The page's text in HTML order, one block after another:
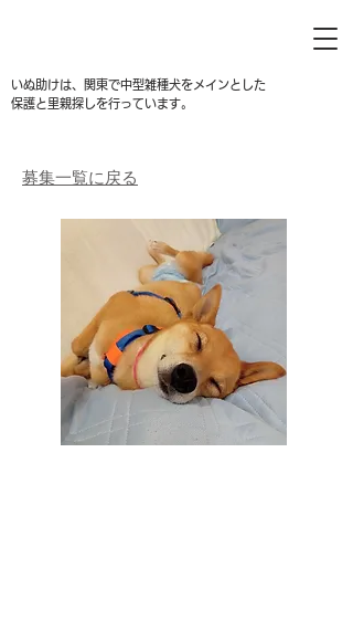
いぬ助けは、関東で中型雑種犬をメインとした
保護と里親探しを行っています。
募集一覧に戻る